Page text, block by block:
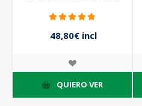
TRW
48,80€ incl
impuestos
QUIERO VER